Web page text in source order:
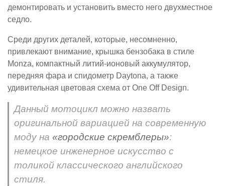
демонтировать и установить вместо него двухместное
седло.
Среди других деталей, которые, несомненно,
привлекают внимание, крышка бензобака в стиле
Monza, компактный литий-ионовый аккумулятор,
передняя фара и спидометр Daytona, а также
удивительная цветовая схема от One Off Design.
Данный мотоцикл можно назвать
оригинальной вариацией на современную
моду на «городские скремблеры»:
немецкое инженерное искусство с
толикой классического английского
стиля.